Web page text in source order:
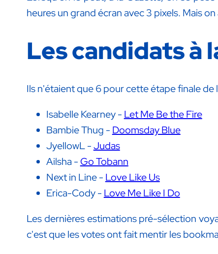
heures un grand écran avec 3 pixels. Mais
Les candidats à
Ils n'étaient que 6 pour cette étape finale de
Isabelle Kearney - Let Me Be the Fire
Bambie Thug - Doomsday Blue
JyellowL -Judas
Ailsha - Go Tobann
Next in Line - Love Like Us
Erica-Cody - Love Me Like I Do
Les dernières estimations pré-sélection
c'est que les votes ont fait mentir les